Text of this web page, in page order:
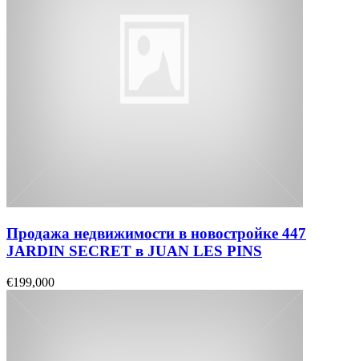
Продажа недвижимости в новостройке 447
JARDIN SECRET в JUAN LES PINS
€199,000